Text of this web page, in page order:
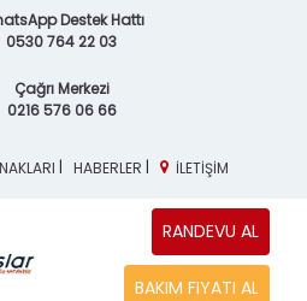
Destek Hattı
0530 764 22 03
Çağrı Merkezi
0216 576 06 66
| HABERLER | İLETİŞİM
RANDEVU AL
BAKIM FIYATI AL